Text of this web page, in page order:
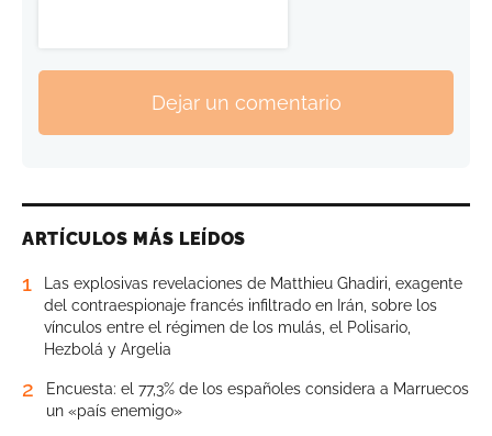
Dejar un comentario
ARTÍCULOS MÁS LEÍDOS
1
Las explosivas revelaciones de Matthieu Ghadiri, exagente
del contraespionaje francés infiltrado en Irán, sobre los
vínculos entre el régimen de los mulás, el Polisario,
Hezbolá y Argelia
2
Encuesta: el 77,3% de los españoles considera a Marruecos
un «país enemigo»